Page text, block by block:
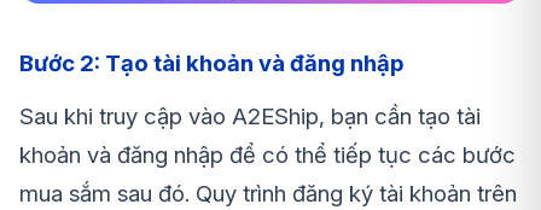
Bước 2: Tạo tài khoản và đăng nhập
Sau khi truy cập vào A2EShip, bạn cần tạo tài
khoản và đăng nhập để có thể tiếp tục các bước
mua sắm sau đó. Quy trình đăng ký tài khoản trên